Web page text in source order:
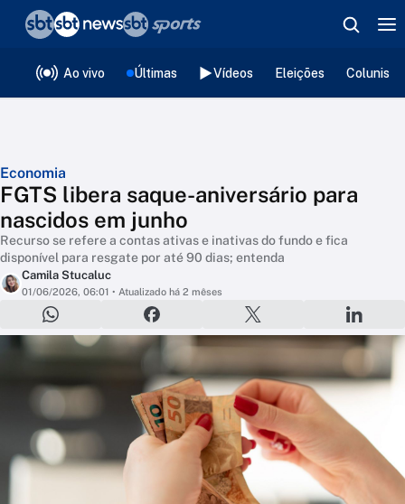
Ao vivo Últimas Vídeos Eleições
Economia
FGTS libera saque-aniversário para
nascidos em junho
Recurso se refere a contas ativas e inativas do fundo e fica
disponível para resgate por até 90 dias; entenda
Camila Stucaluc
01/06/2026, 06:01 • Atualizado há 2 mêses
❮voltar
Editorias